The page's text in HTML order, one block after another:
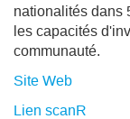
nationalités dans
les capacités
communauté.
Site Web
Lien scanR